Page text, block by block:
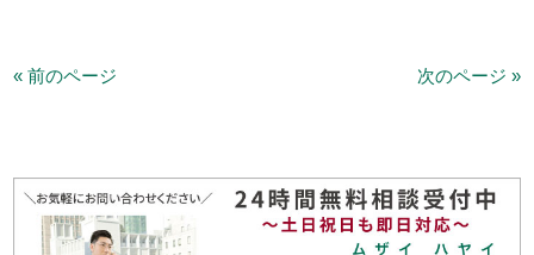
« 前のページ 次のページ »